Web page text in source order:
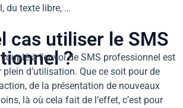
du texte libre, …
cas utiliser le SMS
?
à l’envoi de SMS professionnel est
d’utilisation. Que ce soit pour de
de la présentation de nouveaux
là où cela fait de l’effet, c’est pour